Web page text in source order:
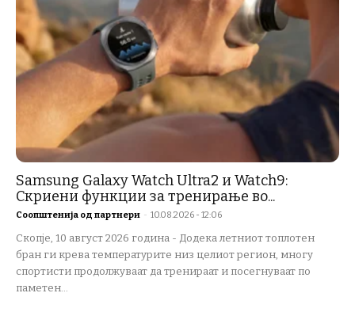
Samsung Galaxy Watch Ultra2 и Watch9:
Скриени функции за тренирање во...
Соопштенија од партнери - 10.08.2026 - 12:06
Скопје, 10 август 2026 година - Додека летниот топлотен
бран ги крева температурите низ целиот регион, многу
спортисти продолжуваат да тренираат и посегнуваат по
паметен...